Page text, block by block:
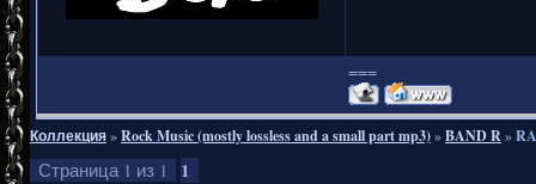
===
Коллекция»Rock Music (mostly lossless and a small part mp3)»BAND R»
Страница 1 из 1 1